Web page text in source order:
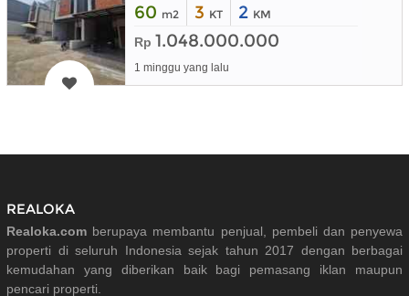
60 m2 3 KT 2 KM
Rp 1.048.000.000
1 minggu yang lalu
REALOKA
Realoka.com berupaya membantu penjual, pembeli dan penyewa
properti di seluruh Indonesia sejak tahun 2017 dengan berbagai
kemudahan yang diberikan baik bagi pemasang iklan maupun
pencari properti.